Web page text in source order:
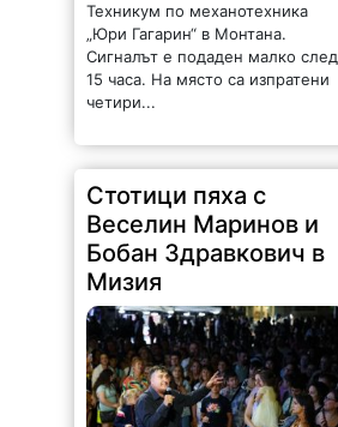
Техникум по механотехника
„Юри Гагарин“ в Монтана.
Сигналът е подаден малко след
15 часа. На място са изпратени
четири...
Стотици пяха с
Веселин Маринов и
Бобан Здравкович в
Мизия